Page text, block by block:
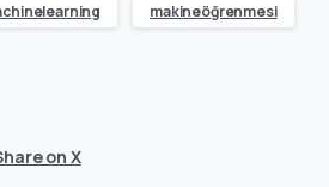
makineöğrenmesi
on X